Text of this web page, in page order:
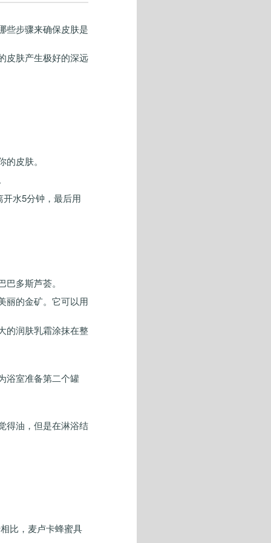
些步骤来确保皮肤是
皮肤产生极好的深远
皮肤。
开水5分钟，最后用
多斯芦荟。
丽的金矿。它可以用
的润肤乳霜涂抹在整
浴室准备第二个罐
得油，但是在淋浴结
比，麦卢卡蜂蜜具